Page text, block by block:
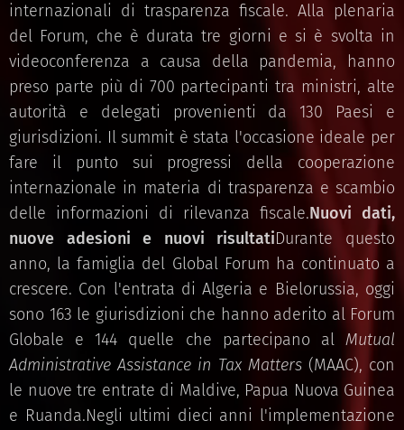
internazionali di trasparenza fiscale. Alla plenaria
del Forum, che è durata tre giorni e si è svolta in
videoconferenza a causa della pandemia, hanno
preso parte più di 700 partecipanti tra ministri, alte
autorità e delegati provenienti da 130 Paesi e
giurisdizioni. Il summit è stata l'occasione ideale per
fare il punto sui progressi della cooperazione
internazionale in materia di trasparenza e scambio
delle informazioni di rilevanza fiscale.Nuovi dati,
nuove adesioni e nuovi risultatiDurante questo
anno, la famiglia del Global Forum ha continuato a
crescere. Con l'entrata di Algeria e Bielorussia, oggi
sono 163 le giurisdizioni che hanno aderito al Forum
Globale e 144 quelle che partecipano al Mutual
Administrative Assistance in Tax Matters(MAAC), con
le nuove tre entrate di Maldive, Papua Nuova Guinea
e Ruanda.Negli ultimi dieci anni l'implementazione